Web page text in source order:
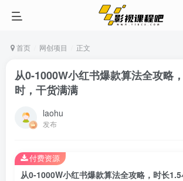
首页 网创项目 正文
从0-1000W小红书爆款算法全攻略
时，干货满满
laohu
发布
从0-1000W小红书爆款算法全攻略，时长
付费资源